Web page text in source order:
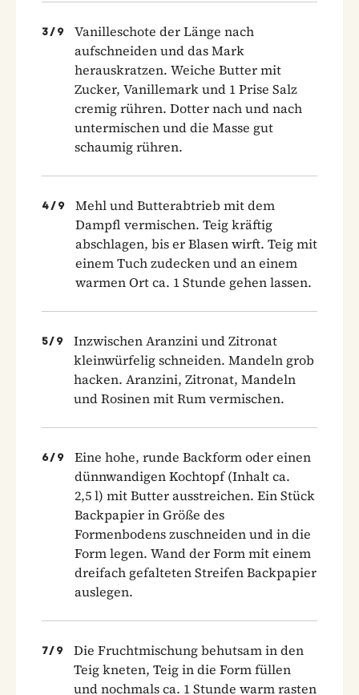
3 / 9
Vanilleschote der Länge nach
aufschneiden und das Mark
herauskratzen. Weiche Butter mit
Zucker, Vanillemark und 1 Prise Salz
cremig rühren. Dotter nach und nach
untermischen und die Masse gut
schaumig rühren.
4 / 9
Mehl und Butterabtrieb mit dem
Dampfl vermischen. Teig kräftig
abschlagen, bis er Blasen wirft. Teig mit
einem Tuch zudecken und an einem
warmen Ort ca. 1 Stunde gehen lassen.
5/ 9
Inzwischen Aranzini und Zitronat
kleinwürfelig schneiden. Mandeln grob
hacken. Aranzini, Zitronat, Mandeln
und Rosinen mit Rum vermischen.
6/ 9
Eine hohe, runde Backform oder einen
dünnwandigen Kochtopf (Inhalt ca.
2,5 l) mit Butter ausstreichen. Ein Stück
Backpapier in Größe des
Formenbodens zuschneiden und in die
Form legen. Wand der Form mit einem
dreifach gefalteten Streifen Backpapier
auslegen.
7/ 9
Die Fruchtmischung behutsam in den
Teig kneten, Teig in die Form füllen
und nochmals ca. 1 Stunde warm rasten